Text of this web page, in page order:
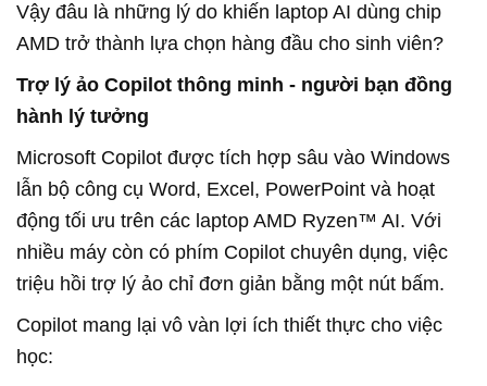
Vậy đâu là những lý do khiến laptop AI dùng chip
AMD trở thành lựa chọn hàng đầu cho sinh viên?
Trợ lý ảo Copilot thông minh - người bạn đồng
hành lý tưởng
Microsoft Copilot được tích hợp sâu vào Windows
lẫn bộ công cụ Word, Excel, PowerPoint và hoạt
động tối ưu trên các laptop AMD Ryzen™ AI. Với
nhiều máy còn có phím Copilot chuyên dụng, việc
triệu hồi trợ lý ảo chỉ đơn giản bằng một nút bấm.
Copilot mang lại vô vàn lợi ích thiết thực cho việc
học: